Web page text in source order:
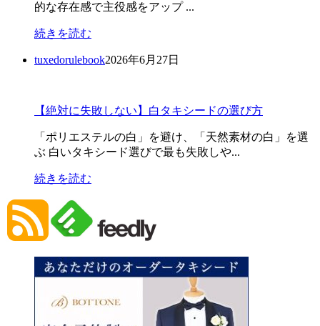
的な存在感で主役感をアップ ...
続きを読む
tuxedorulebook2026年6月27日
【絶対に失敗しない】白タキシードの選び方
「ポリエステルの白」を避け、「天然素材の白」を選
ぶ 白いタキシード選びで最も失敗しや...
続きを読む